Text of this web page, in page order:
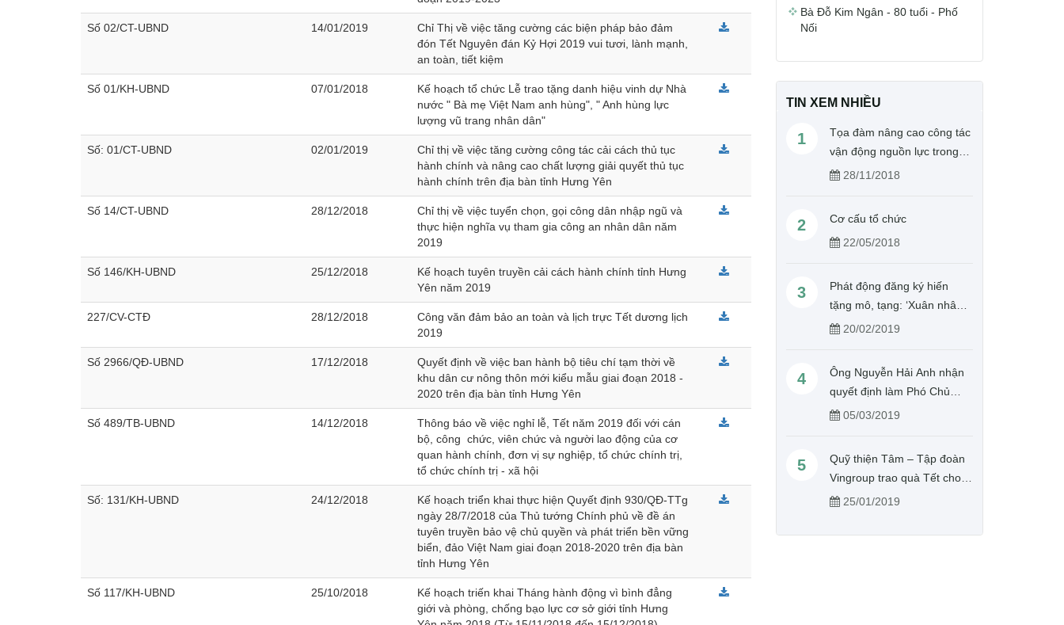
Số 02/CT-UBND 14/01/2019
Chỉ Thị về việc tăng cường các biện pháp bảo đảm
đón Tết Nguyên đán Kỷ Hợi 2019 vui tươi, lành mạnh,
an toàn, tiết kiệm
Số 01/KH-UBND 07/01/2018
Kế hoạch tổ chức Lễ trao tặng danh hiệu vinh dự Nhà
nước " Bà mẹ Việt Nam anh hùng", " Anh hùng lực
lượng vũ trang nhân dân"
Số: 01/CT-UBND 02/01/2019
Chỉ thị về việc tăng cường công tác cải cách thủ tục
hành chính và nâng cao chất lượng giải quyết thủ tục
hành chính trên địa bàn tỉnh Hưng Yên
Số 14/CT-UBND 28/12/2018
Chỉ thị về việc tuyển chọn, gọi công dân nhập ngũ và
thực hiện nghĩa vụ tham gia công an nhân dân năm
2019
Số 146/KH-UBND 25/12/2018
Kế hoạch tuyên truyền cải cách hành chính tỉnh Hưng
Yên năm 2019
227/CV-CTĐ 28/12/2018
Công văn đảm bảo an toàn và lịch trực Tết dương lịch
2019
Số 2966/QĐ-UBND 17/12/2018
Quyết định về việc ban hành bộ tiêu chí tạm thời về
khu dân cư nông thôn mới kiểu mẫu giai đoạn 2018 -
2020 trên địa bàn tỉnh Hưng Yên
Số 489/TB-UBND 14/12/2018
Thông báo về việc nghỉ lễ, Tết năm 2019 đối với cán
bộ, công chức, viên chức và người lao động của cơ
quan hành chính, đơn vị sự nghiệp, tổ chức chính trị,
tổ chức chính trị - xã hội
Số: 131/KH-UBND 24/12/2018
Kế hoạch triển khai thực hiện Quyết định 930/QĐ-TTg
ngày 28/7/2018 của Thủ tướng Chính phủ về đề án
tuyên truyền bảo vệ chủ quyền và phát triển bền vững
biển, đảo Việt Nam giai đoạn 2018-2020 trên địa bàn
tỉnh Hưng Yên
Số 117/KH-UBND 25/10/2018
Kế hoạch triến khai Tháng hành động vì bình đẳng
giới và phòng, chống bạo lực cơ sở giới tỉnh Hưng
Nối
TIN XEM NHIỀU
1
Tọa đàm nâng cao công tác
vận động nguồn lực trong
hoạt động Chữ thập đỏ
28/11/2018
2
Cơ cấu tổ chức
22/05/2018
3
Phát động đăng ký hiến
tặng mô, tạng: ‘Xuân nhân
ái – Cho đi là còn mãi’
20/02/2019
4
Ông Nguyễn Hải Anh nhận
quyết định làm Phó Chủ
tịch, Tổng Thư kí Hội Chữ
05/03/2019
5
Quỹ thiện Tâm – Tập đoàn
Vingroup trao quà Tết cho
người nghèo tỉnh Hưng Yên
25/01/2019